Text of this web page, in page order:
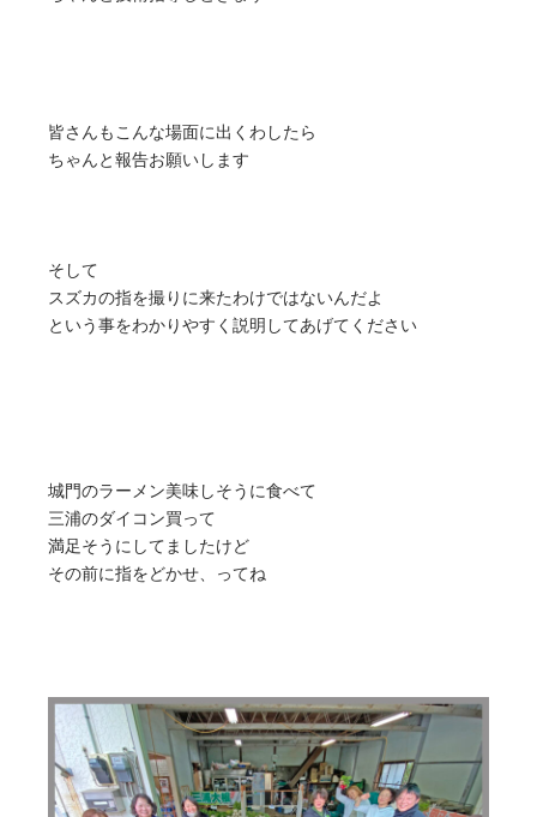
皆さんもこんな場面に出くわしたら
ちゃんと報告お願いします
そして
スズカの指を撮りに来たわけではないんだよ
という事をわかりやすく説明してあげてください
城門のラーメン美味しそうに食べて
三浦のダイコン買って
満足そうにしてましたけど
その前に指をどかせ、ってね